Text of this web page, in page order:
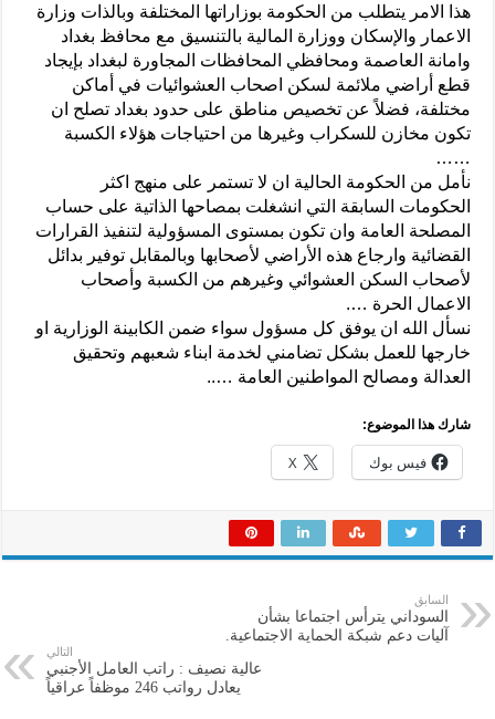
هذا الامر يتطلب من الحكومة بوزاراتها المختلفة وبالذات وزارة
الاعمار والإسكان ووزارة المالية بالتنسيق مع محافظ بغداد
وامانة العاصمة ومحافظي المحافظات المجاورة لبغداد بإيجاد
قطع أراضي ملائمة لسكن اصحاب العشوائيات في أماكن
مختلفة، فضلاً عن تخصيص مناطق على حدود بغداد تصلح ان
تكون مخازن للسكراب وغيرها من احتياجات هؤلاء الكسبة
……
نأمل من الحكومة الحالية ان لا تستمر على منهج اكثر
الحكومات السابقة التي انشغلت بمصاحها الذاتية على حساب
المصلحة العامة وان تكون بمستوى المسؤولية لتنفيذ القرارات
القضائية وارجاع هذه الأراضي لأصحابها وبالمقابل توفير بدائل
لأصحاب السكن العشوائي وغيرهم من الكسبة وأصحاب
الاعمال الحرة ….
نسأل الله ان يوفق كل مسؤول سواء ضمن الكابينة الوزارية او
خارجها للعمل بشكل تضامني لخدمة ابناء شعبهم وتحقيق
العدالة ومصالح المواطنين العامة …..
شارك هذا الموضوع:
فيس بوك X
السابق
السوداني يترأس اجتماعا بشأن
آليات دعم شبكة الحماية الاجتماعية.
التالي
عالية نصيف : راتب العامل الأجنبي
يعادل رواتب 246 موظفاً عراقياً